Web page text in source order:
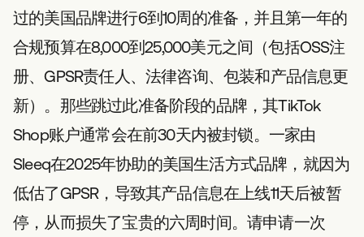
过的美国品牌进行6到10周的准备，并且第一年的
合规预算在8,000到25,000美元之间（包括OSS注
册、GPSR责任人、法律咨询、包装和产品信息更
新）。那些跳过此准备阶段的品牌，其TikTok
Shop账户通常会在前30天内被封锁。一家由
Sleeq在2025年协助的美国生活方式品牌，就因为
低估了GPSR，导致其产品信息在上线11天后被暂
停，从而损失了宝贵的六周时间。请申请一次